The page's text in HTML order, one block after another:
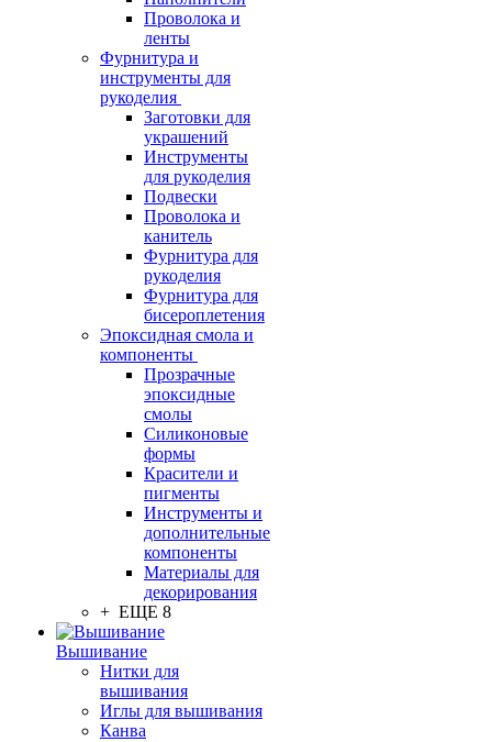
Проволока и
ленты
Фурнитура и
инструменты для
рукоделия
Заготовки для
украшений
Инструменты
для рукоделия
Подвески
Проволока и
канитель
Фурнитура для
рукоделия
Фурнитура для
бисероплетения
Эпоксидная смола и
компоненты
Прозрачные
эпоксидные
смолы
Силиконовые
формы
Красители и
пигменты
Инструменты и
дополнительные
компоненты
Материалы для
декорирования
+ ЕЩЕ 8
Вышивание
Нитки для
вышивания
Иглы для вышивания
Канва